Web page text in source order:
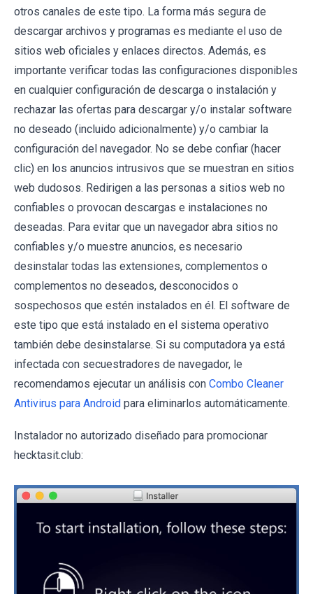
otros canales de este tipo. La forma más segura de
descargar archivos y programas es mediante el uso de
sitios web oficiales y enlaces directos. Además, es
importante verificar todas las configuraciones disponibles
en cualquier configuración de descarga o instalación y
rechazar las ofertas para descargar y/o instalar software
no deseado (incluido adicionalmente) y/o cambiar la
configuración del navegador. No se debe confiar (hacer
clic) en los anuncios intrusivos que se muestran en sitios
web dudosos. Redirigen a las personas a sitios web no
confiables o provocan descargas e instalaciones no
deseadas. Para evitar que un navegador abra sitios no
confiables y/o muestre anuncios, es necesario
desinstalar todas las extensiones, complementos o
complementos no deseados, desconocidos o
sospechosos que estén instalados en él. El software de
este tipo que está instalado en el sistema operativo
también debe desinstalarse. Si su computadora ya está
infectada con secuestradores de navegador, le
recomendamos ejecutar un análisis con Combo Cleaner
Antivirus para Android para eliminarlos automáticamente.
Instalador no autorizado diseñado para promocionar
hecktasit.club: